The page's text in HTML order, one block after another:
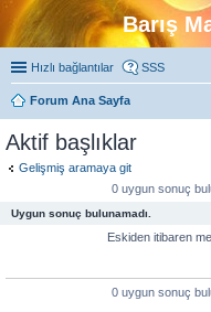
Barış
Hızlı bağlantılar SSS
Forum Ana Sayfa
Aktif başlıklar
Gelişmiş aramaya git
0 uygun sonuç
Uygun sonuç bulunamadı.
Eskiden itibaren
0 uygun sonuç